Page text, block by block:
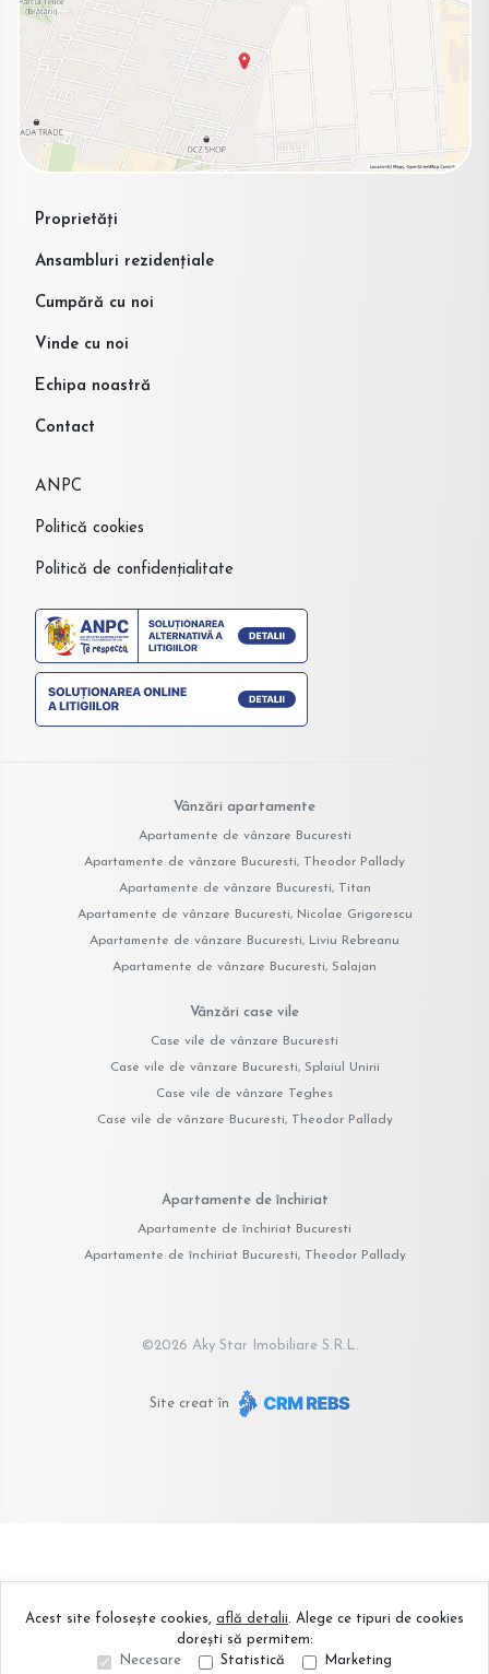
Proprietăți
Ansambluri rezidențiale
Cumpără cu noi
Vinde cu noi
Echipa noastră
Contact
ANPC
Politică cookies
Politică de confidențialitate
Vânzări apartamente
Apartamente de vânzare Bucuresti
Apartamente de vânzare Bucuresti, Theodor Pallady
Apartamente de vânzare Bucuresti, Titan
Apartamente de vânzare Bucuresti, Nicolae Grigorescu
Apartamente de vânzare Bucuresti, Liviu Rebreanu
Apartamente de vânzare Bucuresti, Salajan
Vânzări case vile
Case vile de vânzare Bucuresti
Case vile de vânzare Bucuresti, Splaiul Unirii
Case vile de vânzare Teghes
Case vile de vânzare Bucuresti, Theodor Pallady
Apartamente de închiriat
Apartamente de închiriat Bucuresti
Apartamente de închiriat Bucuresti, Theodor Pallady
©2026 Aky Star Imobiliare S.R.L.
Site creat în
Acest site folosește cookies, află detalii. Alege ce tipuri de cookies
dorești să permitem:
Necesare
Statistică Marketing